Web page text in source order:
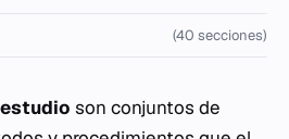
(40 secciones)
son conjuntos de